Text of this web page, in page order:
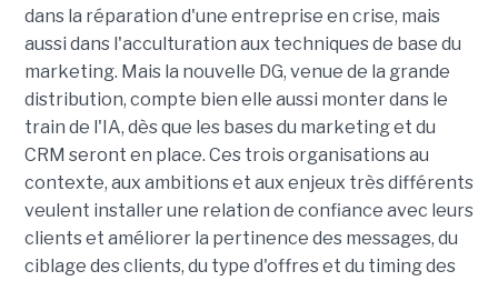
dans la réparation d'une entreprise en crise, mais
aussi dans l'acculturation aux techniques de base du
marketing. Mais la nouvelle DG, venue de la grande
distribution, compte bien elle aussi monter dans le
train de l'IA, dès que les bases du marketing et du
CRM seront en place. Ces trois organisations au
contexte, aux ambitions et aux enjeux très différents
veulent installer une relation de confiance avec leurs
clients et améliorer la pertinence des messages, du
ciblage des clients, du type d'offres et du timing des